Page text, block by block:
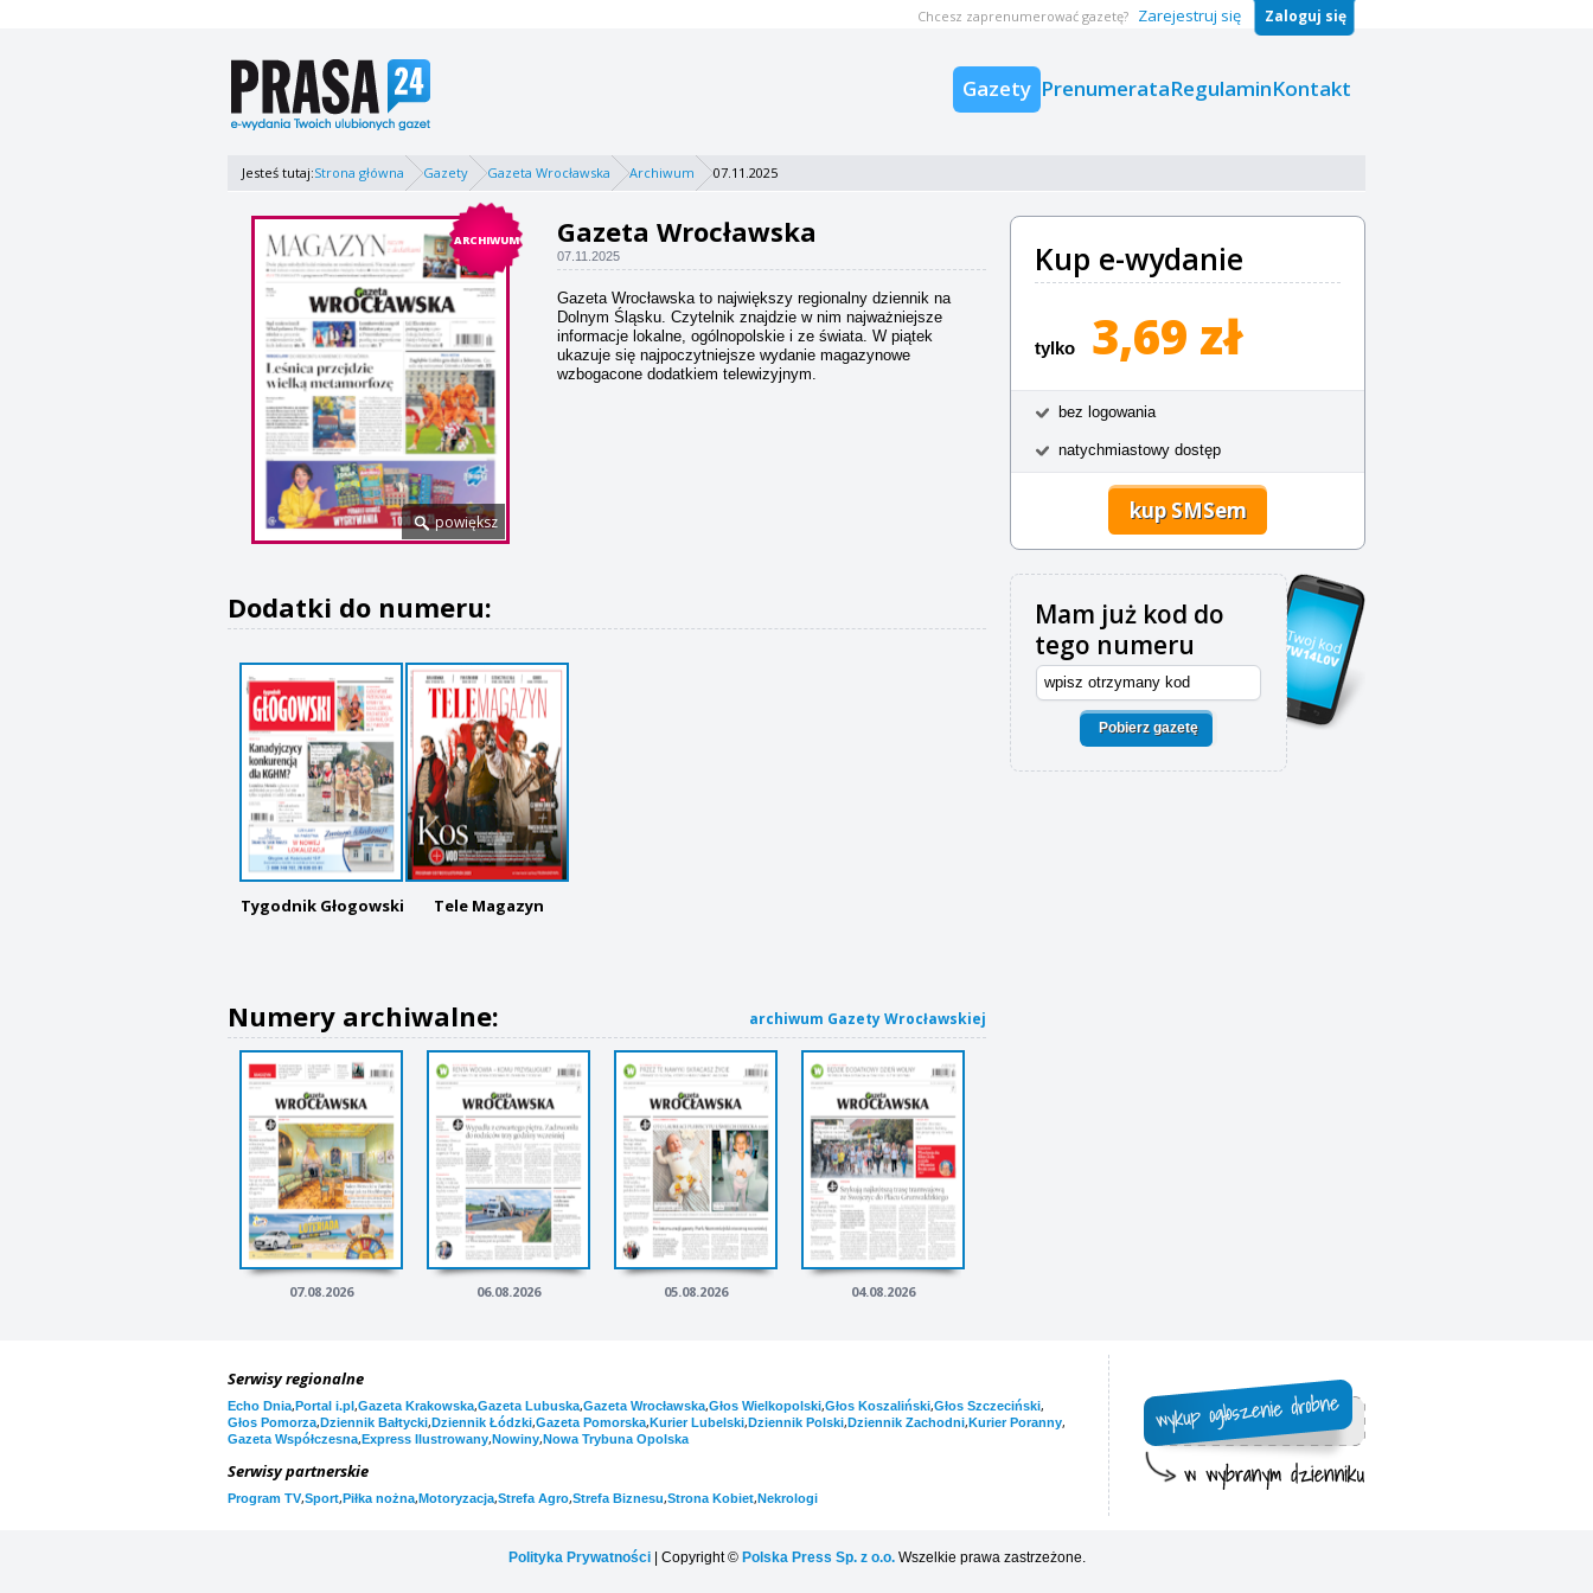
Gazety PrenumerataRegulaminKontakt
Chcesz zaprenumerować gazetę? Zarejestruj się Zaloguj się
Jesteś tutaj:Strona główna Gazety Gazeta Wrocławska Archiwum 07.11.2025
ARCHIWUM
powiększ
Gazeta Wrocławska
07.11.2025
Gazeta Wrocławska to największy regionalny dziennik na
Dolnym Śląsku. Czytelnik znajdzie w nim najważniejsze
informacje lokalne, ogólnopolskie i ze świata. W piątek
ukazuje się najpoczytniejsze wydanie magazynowe
wzbogacone dodatkiem telewizyjnym.
Dodatki do numeru:
Tygodnik Głogowski Tele Magazyn
Kup e-wydanie
tylko 3,69 zł
bez logowania
natychmiastowy dostęp
kup SMSem
Mam już kod do
tego numeru
Pobierz gazetę
Numery archiwalne: archiwum Gazety Wrocławskiej
07.08.2026 06.08.2026 05.08.2026 04.08.2026
Serwisy regionalne
Echo Dnia,Portal i.pl,Gazeta Krakowska,Gazeta Lubuska,Gazeta Wrocławska,Głos Wielkopolski,Głos Koszaliński,Głos Szczeciński,
Głos Pomorza,Dziennik Bałtycki,Dziennik Łódzki,Gazeta Pomorska,Kurier Lubelski,Dziennik Polski,Dziennik Zachodni,Kurier Poranny,
Gazeta Współczesna,Express Ilustrowany,Nowiny,Nowa Trybuna Opolska
Serwisy partnerskie
Program TV,Sport,Piłka nożna,Motoryzacja,Strefa Agro,Strefa Biznesu,Strona Kobiet,Nekrologi
Polityka Prywatności| Copyright © Polska Press Sp. z o.o. Wszelkie prawa zastrzeżone.